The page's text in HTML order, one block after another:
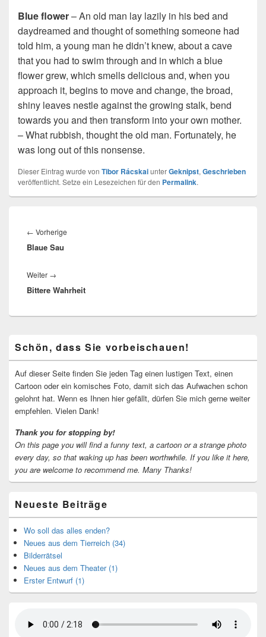
Blue flower– An old man lay lazily in his bed and
daydreamed and thought of something someone had
told him, a young man he didn’t knew, about a cave
that you had to swim through and in which a blue
flower grew, which smells delicious and, when you
approach it, begins to move and change, the broad,
shiny leaves nestle against the growing stalk, bend
towards you and then transform into your own mother.
– What rubbish, thought the old man. Fortunately, he
was long out of this nonsense.
Dieser Eintrag wurde von Tibor RácskaiunterGeknipst, Geschrieben
veröffentlicht. Setze ein Lesezeichen für den Permalink.
← Vorherige
Blaue Sau
Weiter →
Beitrag:
Bittere Wahrheit
Seitenleisten-
Widgetbereich
Schön, dass Sie vorbeischauen!
Auf dieser Seite finden Sie jeden Tag einen lustigen Text, einen
Cartoon oder ein komisches Foto, damit sich das Aufwachen schon
gelohnt hat. Wenn es Ihnen hier gefällt, dürfen Sie mich gerne weiter
empfehlen. Vielen Dank!
Thank you for stopping by!
On this page you will find a funny text, a cartoon or a strange photo
every day, so that waking up has been worthwhile. If you like it here,
you are welcome to recommend me. Many Thanks!
Neueste Beiträge
Wo soll das alles enden?
Neues aus dem Tierreich (34)
Bilderrätsel
Neues aus dem Theater (1)
Erster Entwurf (1)